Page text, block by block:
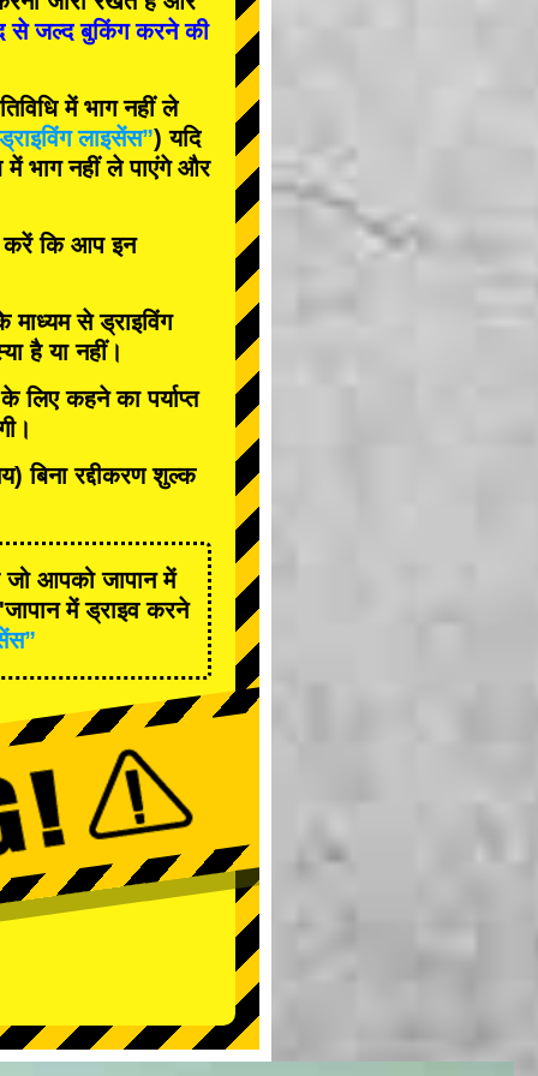
से जल्द बुकिंग करने की
में भाग नहीं ले
लाइसेंस”) यदि
भाग नहीं ले पाएंगे और
करें कि आप इन
माध्यम से ड्राइविंग
है या नहीं।
कहने का पर्याप्त
बिना रद्दीकरण शुल्क
जो आपको जापान में
में ड्राइव करने